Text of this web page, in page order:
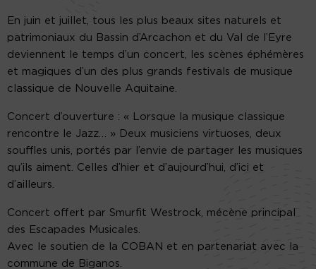
En juin et juillet, tous les plus beaux sites naturels et
patrimoniaux du Bassin d’Arcachon et du Val de l’Eyre
deviennent le temps d’un concert, les scènes éphémères
et magiques d’un des plus grands festivals de musique
classique de Nouvelle Aquitaine.
Concert d’ouverture : « Lorsque la musique classique
rencontre le Jazz… » Deux musiciens virtuoses, deux
souffles unis, portés par l’envie de partager les musiques
qu’ils aiment. Celles d’hier et d’aujourd’hui, d’ici et
d’ailleurs.
Concert offert par Smurfit Westrock, mécène principal
des Escapades Musicales.
Avec le soutien de la COBAN et en partenariat avec la
commune de Biganos.